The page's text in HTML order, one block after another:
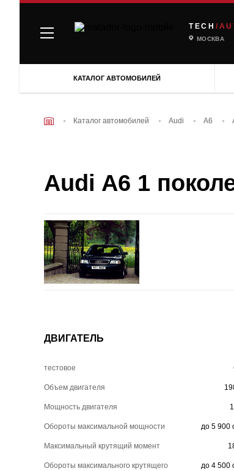
TECH /
МОСКВА
КАТАЛОГ АВТОМОБИЛЕЙ
Каталог автомобилей Audi A6
Audi A6 1
ДВИГАТЕЛЬ
тестовое
Объем двигателя
Мощность двигателя
Обороты максимальной мощности до 5 900
Максимальный крутящий момент
Обороты максимального крутящего
до 4 500